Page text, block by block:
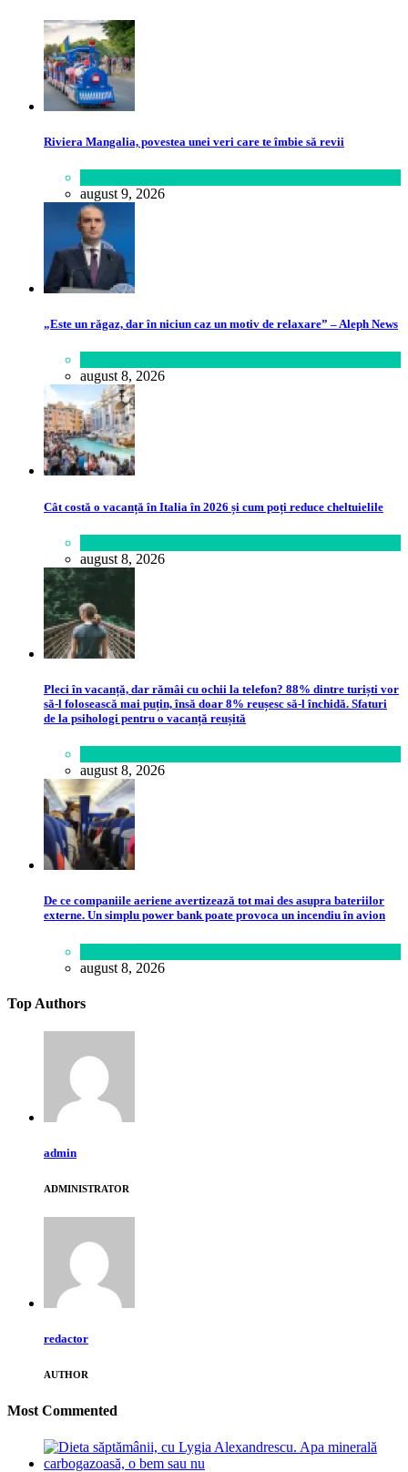
Riviera Mangalia, povestea unei veri care te îmbie să revii
august 9, 2026
„Este un răgaz, dar în niciun caz un motiv de relaxare” – Aleph News
august 8, 2026
Cât costă o vacanță în Italia în 2026 și cum poți reduce cheltuielile
august 8, 2026
Pleci în vacanță, dar rămâi cu ochii la telefon? 88% dintre turiști vor
să-l folosească mai puțin, însă doar 8% reușesc să-l închidă. Sfaturi
de la psihologi pentru o vacanță reușită
august 8, 2026
De ce companiile aeriene avertizează tot mai des asupra bateriilor
externe. Un simplu power bank poate provoca un incendiu în avion
august 8, 2026
Top Authors
admin
ADMINISTRATOR
redactor
AUTHOR
Most Commented